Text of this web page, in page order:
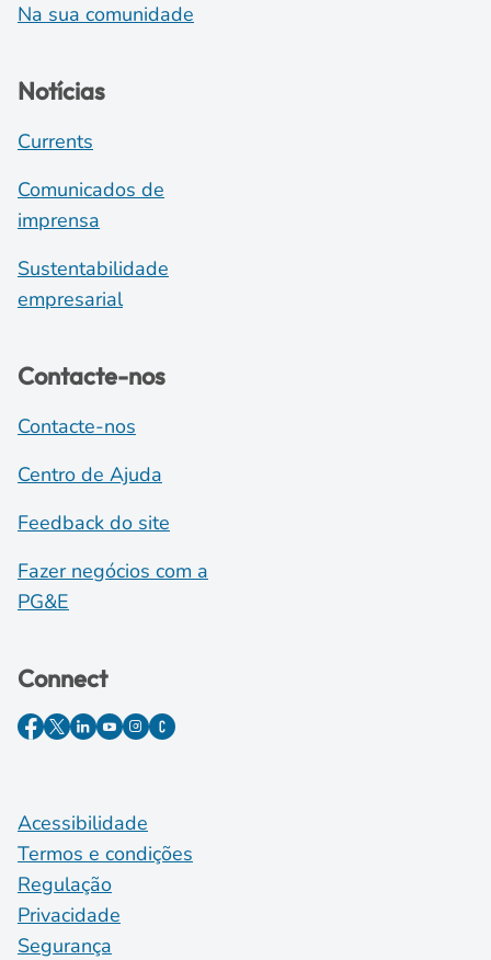
Na sua comunidade
Notícias
Currents
Comunicados de
imprensa
Sustentabilidade
empresarial
Contacte-nos
Contacte-nos
Centro de Ajuda
Feedback do site
Fazer negócios com a
PG&E
Connect
Acessibilidade
Termos e condições
Regulação
Privacidade
Segurança